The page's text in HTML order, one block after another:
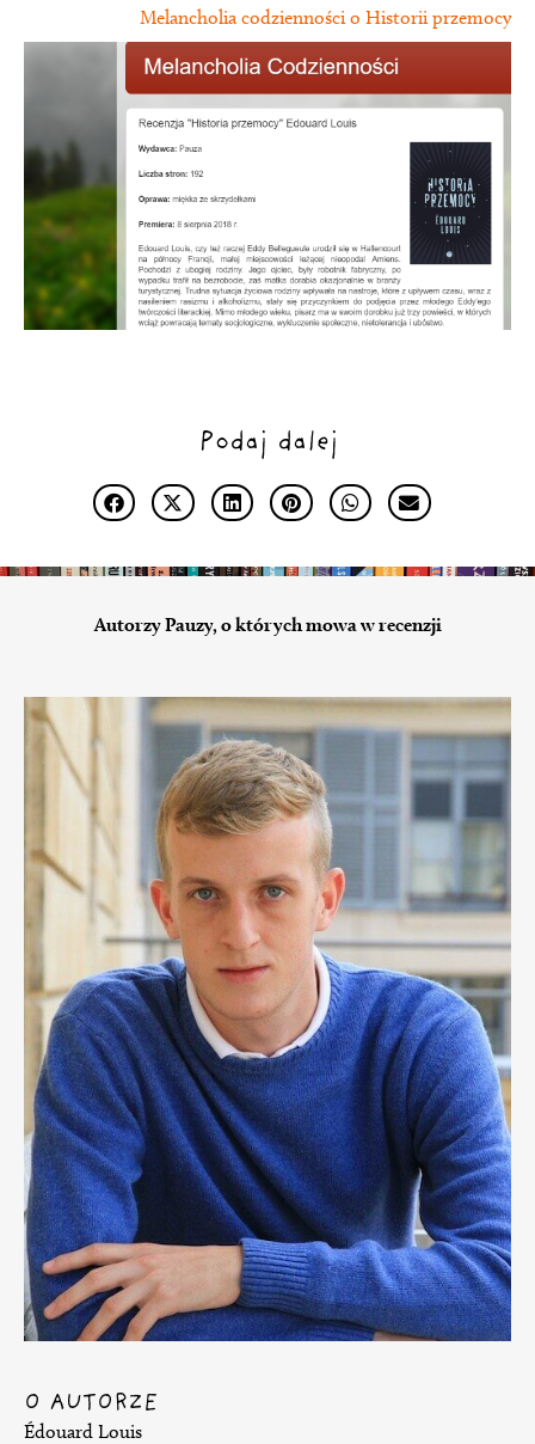
Melancholia codzienności o Historii przemocy
Podaj dalej
Autorzy Pauzy, o których mowa w recenzji
O AUTORZE
Édouard Louis